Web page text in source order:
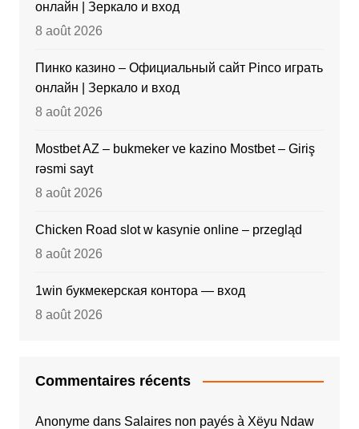
онлайн | Зеркало и вход
8 août 2026
Пинко казино – Официальный сайт Pinco играть
онлайн | Зеркало и вход
8 août 2026
Mostbet AZ – bukmeker ve kazino Mostbet – Giriş
rəsmi sayt
8 août 2026
Chicken Road slot w kasynie online – przegląd
8 août 2026
1win букмекерская контора — вход
8 août 2026
Commentaires récents
Anonymedans Salaires non payés à Xëyu Ndaw